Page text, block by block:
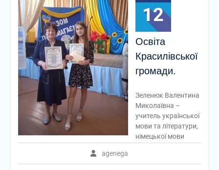
12
Освіта
Красилівської
громади.
agenega
Зеленюк Валентина
Миколаївна –
учитель української
мови та літератури,
німецької мови